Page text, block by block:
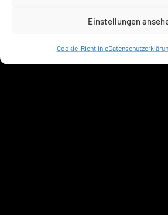
Einstellungen
Cookie-Richtlinie